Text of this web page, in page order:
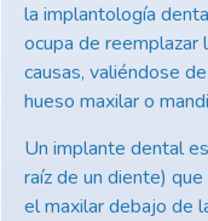
la implantología
ocupa de
causas, valiéndose
hueso maxilar o
Un implante dental
raíz de un diente)
el maxilar debajo de